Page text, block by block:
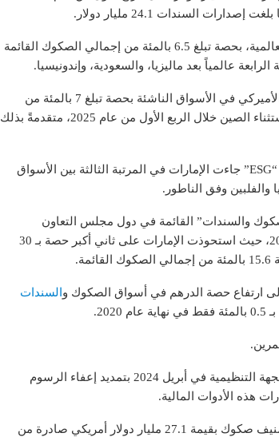
وأضاف أن دولة الإمارات تُعد لاعباً محورياً في سوق الصكوك العالمية، بحصة تبلغ 6.5 بالمئة من إجمالي الصكوك القائمة
وأوضح أن الإمارات تُعد واحدة من أكبر مُصدري الديون بالدولار الأميركي في الأسواق الناشئة بحصة تبلغ 7 بالمئة من
إجمالي إصدارات الديون بالدولار الأمريكي في هذه الأسواق باستثناء الصين خلال الربع الأول من عام 2025، متقدمةً بذلك
وفيما يتعلق بإصدارات السندات والصكوك المرتبطة بالاستدامة “ESG” جاءت الإمارات في المرتبة الثالثة بين الأسواق
والسندات” القائمة في دول مجلس التعاون
الخليجي بلغت 1.03 تريليون دولار بنهاية الربع الأول من عام 2025، حيث استحوذت الإمارات على ثاني أكبر حصة بـ 30
إلى ارتفاع حصة الدرهم في أسواق الصكوك و السندات
وأكد أن الحكومة تواصل دعم مبادرات الاستدامة، حيث قامت الجهة التنظيمية في أبريل 2024 بتمديد إعفاء الرسوم
هذه الأدوات المالية.
وفيما يتعلق بالتصنيفات الائتمانية، أشار إلى أن فيتش تقوم بتصنيف صكوك بقيمة 27.1 مليار دولار أمريكي صادرة من